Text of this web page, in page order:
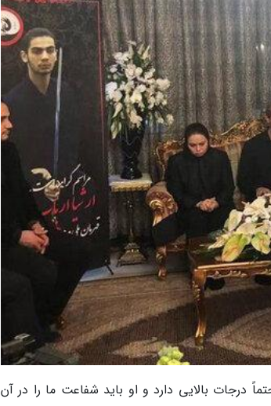
درجات بالایی دارد و او باید شفاعت ما را در آن